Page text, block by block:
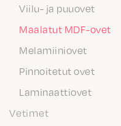
Viilu- ja puuovet
Maalatut MDF-ovet
Melamiiniovet
Pinnoitetut ovet
Laminaattiovet
Vetimet